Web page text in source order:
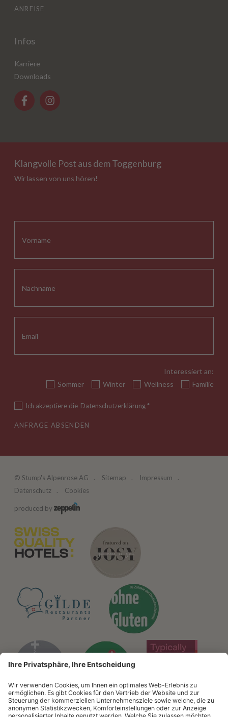
ANREISE
Infos
Karriere
Downloads
Klangvolle Post aus dem Toggenburg
Wir lassen von uns hören!
Interessiert an:
Sommer
Winter Wellness Familie
Ich akzeptiere die Datenschutzerklärung*
ANFRAGE ABSENDEN
© Stump's Alpenrose AG Sitemap
Impressum
Datenschutz
Cookies
produced by